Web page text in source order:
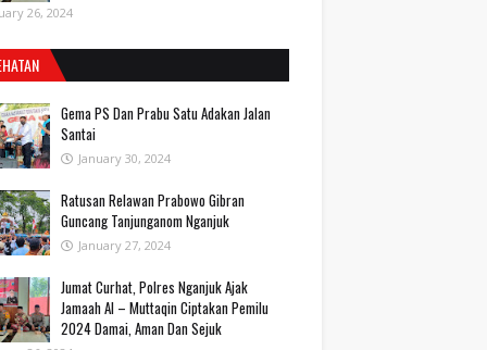
26, 2024
Gema PS Dan Prabu Satu Adakan Jalan
Santai
January 30, 2024
Ratusan Relawan Prabowo Gibran
Guncang Tanjunganom Nganjuk
January 27, 2024
Jumat Curhat, Polres Nganjuk Ajak
Jamaah Al – Muttaqin Ciptakan Pemilu
2024 Damai, Aman Dan Sejuk